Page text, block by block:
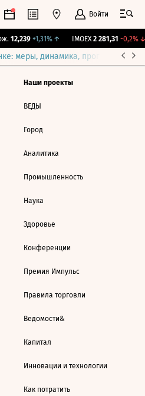
Войти
12,239 +1,31%↑ IMOEX 2 281,31 -0,2%↓
меры, динамика, прогнозы
Наши проекты
ВЕДЫ
Город
Аналитика
Промышленность
Наука
Здоровье
Конференции
Премия Импульс
Правила торговли
Ведомости&
Капитал
Инновации и технологии
Как потратить